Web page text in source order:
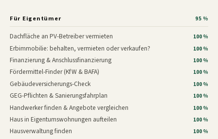
Für Eigentümer 95 %
Dachfläche an PV-Betreiber vermieten 100 %
Erbimmobilie: behalten, vermieten oder verkaufen? 100 %
Finanzierung & Anschlussfinanzierung 100 %
Fördermittel-Finder (KfW & BAFA) 100 %
Gebäudeversicherungs-Check 100 %
GEG-Pflichten & Sanierungsfahrplan 100 %
Handwerker finden & Angebote vergleichen 100 %
Haus in Eigentumswohnungen aufteilen 100 %
Hausverwaltung finden 100 %